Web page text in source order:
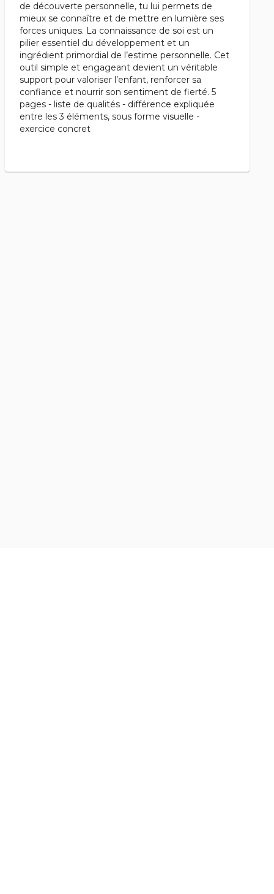
de découverte personnelle, tu lui permets de
mieux se connaître et de mettre en lumière ses
forces uniques. La connaissance de soi est un
pilier essentiel du développement et un
ingrédient primordial de l’estime personnelle. Cet
outil simple et engageant devient un véritable
support pour valoriser l’enfant, renforcer sa
confiance et nourrir son sentiment de fierté. 5
pages - liste de qualités - différence expliquée
entre les 3 éléments, sous forme visuelle -
exercice concret